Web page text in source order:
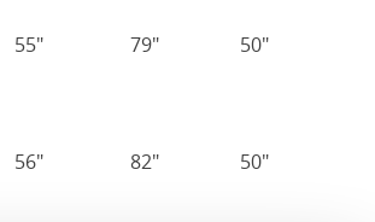
55" 79" 50"
56" 82" 50"